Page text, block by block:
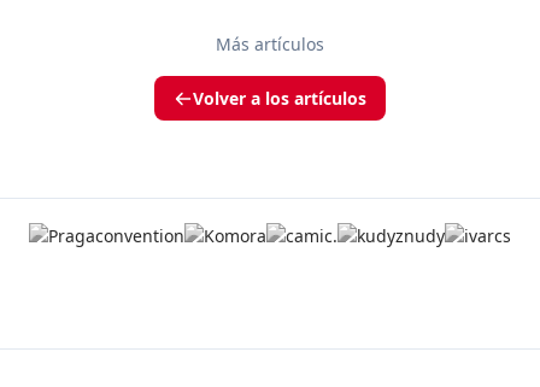
Más artículos
Volver a los artículos